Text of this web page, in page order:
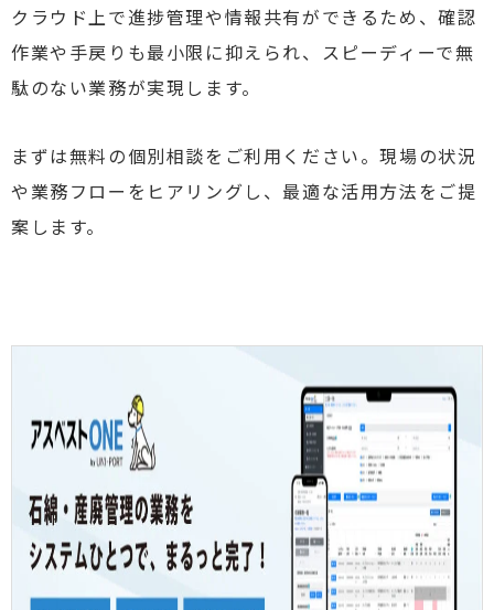
クラウド上で進捗管理や情報共有ができるため、確認
作業や手戻りも最小限に抑えられ、スピーディーで無
駄のない業務が実現します。
まずは無料の個別相談をご利用ください。現場の状況
や業務フローをヒアリングし、最適な活用方法をご提
案します。